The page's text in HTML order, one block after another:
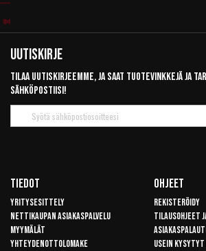
Uutiskirje
Tilaa uutiskirjeemme, ja saat tuotevinkkejä ja
sähköpostiisi!
uutiskirje
Tiedot
Yritysesittely
Nettikaupan asiakaspalvelu
Myymälät
Yhteydenottolomake
Ohjeet
Rekisteröidy
Tilausohjeet
Usein